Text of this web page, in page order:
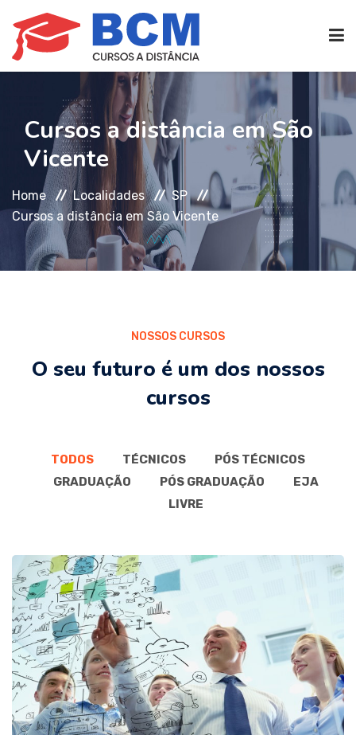
CURSOS TÉCNICOS(EAD)
EDIFICAÇÕES
SEG. TRABALHO
TRANS. IMOBILIÁRIAS(TTI)
Cursos a distância em São
Vicente
Home Localidades
SP
Cursos a distância em São Vicente
NOSSOS CURSOS
O seu futuro é um dos nossos
cursos
TODOS TÉCNICOS
PÓS TÉCNICOS
GRADUAÇÃO
PÓS GRADUAÇÃO
EJA
LIVRE